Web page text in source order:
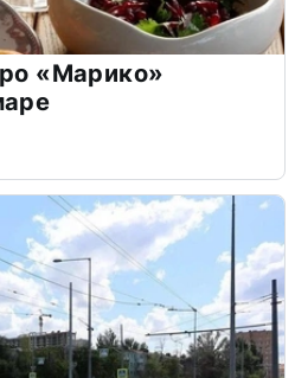
«Марико»